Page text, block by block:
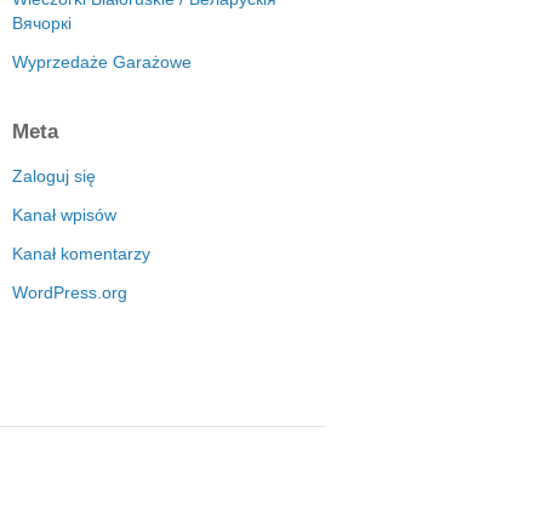
Вячоркі
Wyprzedaże Garażowe
Meta
Zaloguj się
Kanał wpisów
Kanał komentarzy
WordPress.org